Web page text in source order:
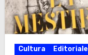
Cultura Editoriale